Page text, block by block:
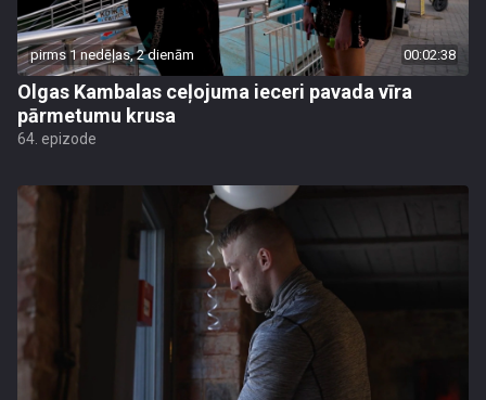
pirms 1 nedēļas, 2 dienām 00:02:38
Olgas Kambalas ceļojuma ieceri pavada vīra
pārmetumu krusa
64. epizode